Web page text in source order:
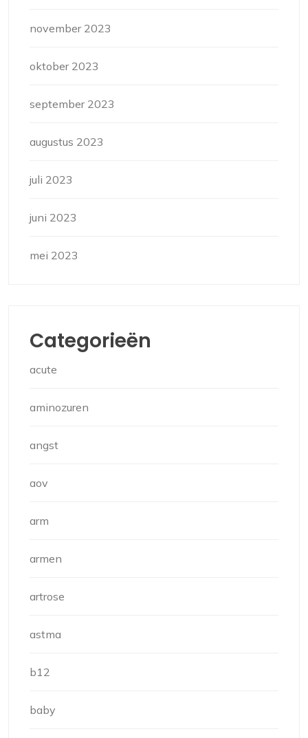
november 2023
oktober 2023
september 2023
augustus 2023
juli 2023
juni 2023
mei 2023
Categorieën
acute
aminozuren
angst
aov
arm
armen
artrose
astma
b12
baby